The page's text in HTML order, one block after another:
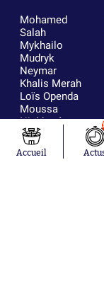
Mohamed
Salah
Mykhailo
Mudryk
Neymar
Khalis Merah
Loïs Openda
Moussa
Niakhaté
Nicolás
Tagliafico
Pavel Šulc
Accueil